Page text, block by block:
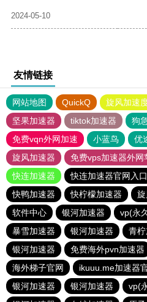
2024-05-10
友情链接
网站地图 QuickQ 旋风加速
坚果加速器
tiktok加速器
狗
免费vqn外网加速
小蓝鸟 优
旋风加速器
免费vps加速器外网
快连加速器
快连加速器官网入口
快鸭加速器
快柠檬加速器
软件中心
银河加速器 vp(永
暴雪加速器
银河加速器 青
银河加速器
免费海外pvn加速器
海外梯子官网
ikuuu.me加速器
银河加速器
银河加速器
vp(